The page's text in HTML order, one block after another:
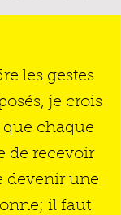
les gestes
je crois
chaque
de recevoir
devenir une
il faut